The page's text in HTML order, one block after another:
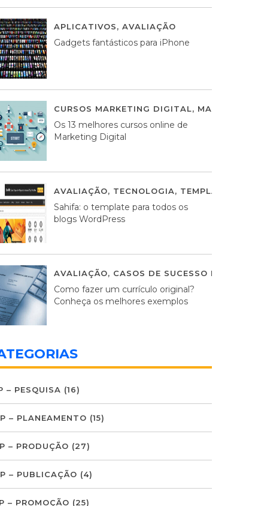
APLICATIVOS, AVALIAÇÃO
Gadgets fantásticos para iPhone
CURSOS MARKETING DIGITAL,
Os 13 melhores cursos online de
Marketing Digital
AVALIAÇÃO, TECNOLOGIA, TEMPLATES
Sahifa: o template para todos os
blogs WordPress
AVALIAÇÃO, CASOS DE SUCESSO DE
Como fazer um currículo original?
Conheça os melhores exemplos
– PESQUISA (16)
– PLANEAMENTO (15)
– PRODUÇÃO (27)
– PUBLICAÇÃO (4)
– PROMOÇÃO (25)